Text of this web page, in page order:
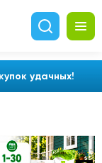
удачных!